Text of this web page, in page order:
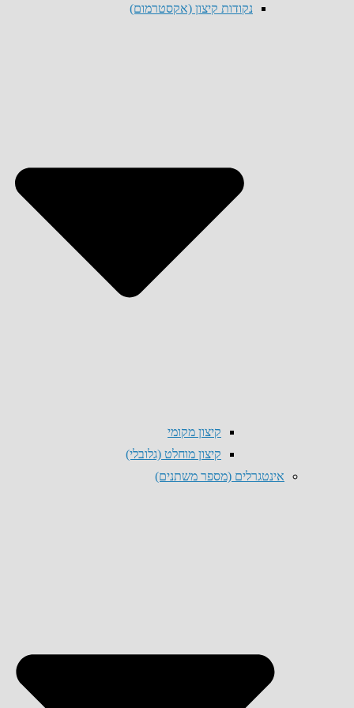
נקודות קיצון (אקסטרמום)
קיצון מקומי
קיצון מוחלט (גלובלי)
אינטגרלים (מספר משתנים)